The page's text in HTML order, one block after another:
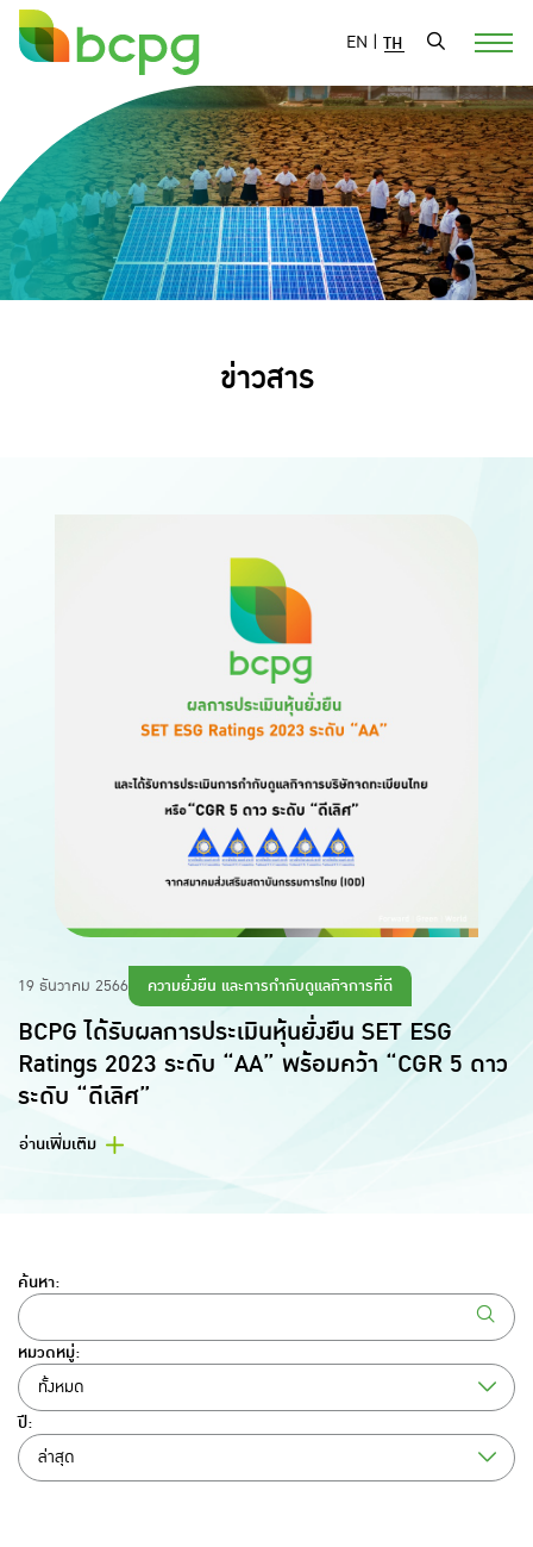
EN | TH
ข่าวสาร
19 ธันวาคม 2566 ความยั่งยืน และการกำกับดูแลกิจการที่ดี
BCPG ได้รับผลการประเมินหุ้นยั่งยืน SET ESG
Ratings 2023 ระดับ “AA” พร้อมคว้า “CGR 5 ดาว
ระดับ “ดีเลิศ”
อ่านเพิ่มเติม
ค้นหา:
หมวดหมู่:
ทั้งหมด
ปี:
ล่าสุด